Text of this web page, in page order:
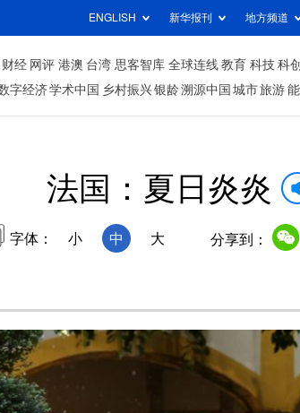
ENGLISH 新华报刊 地方频道
财经 网评 港澳 台湾 思客智库 全球连线 教育 科技 科创
字经济学术中国 乡村振兴银龄溯源中国 城市旅游
法国：夏日炎炎
字体： 小 中 大 分享到：